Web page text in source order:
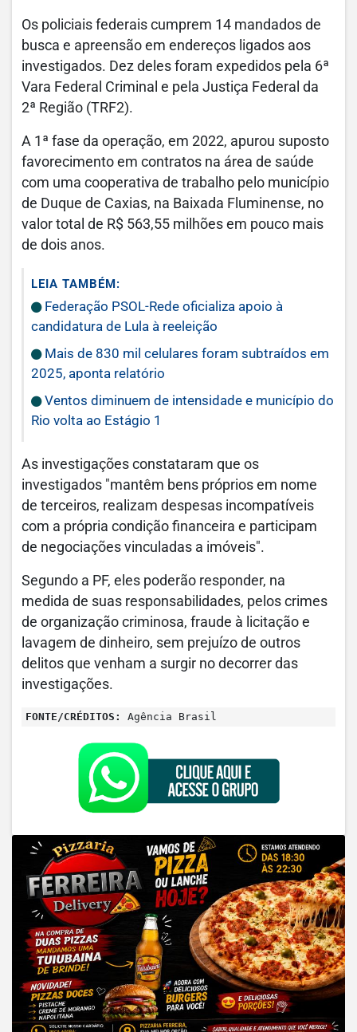
Os policiais federais cumprem 14 mandados de
busca e apreensão em endereços ligados aos
investigados. Dez deles foram expedidos pela 6ª
Vara Federal Criminal e pela Justiça Federal da
2ª Região (TRF2).
A 1ª fase da operação, em 2022, apurou suposto
favorecimento em contratos na área de saúde
com uma cooperativa de trabalho pelo município
de Duque de Caxias, na Baixada Fluminense, no
valor total de R$ 563,55 milhões em pouco mais
de dois anos.
LEIA TAMBÉM:
Federação PSOL-Rede oficializa apoio à
candidatura de Lula à reeleição
Mais de 830 mil celulares foram subtraídos em
2025, aponta relatório
Ventos diminuem de intensidade e município do
Rio volta ao Estágio 1
As investigações constataram que os
investigados "mantêm bens próprios em nome
de terceiros, realizam despesas incompatíveis
com a própria condição financeira e participam
de negociações vinculadas a imóveis".
Segundo a PF, eles poderão responder, na
medida de suas responsabilidades, pelos crimes
de organização criminosa, fraude à licitação e
lavagem de dinheiro, sem prejuízo de outros
delitos que venham a surgir no decorrer das
investigações.
FONTE/CRÉDITOS: Agência Brasil